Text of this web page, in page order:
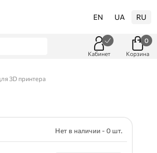
EN UA RU
Кабинет Корзина
0
3D принтера
Нет в наличии - 0 шт.